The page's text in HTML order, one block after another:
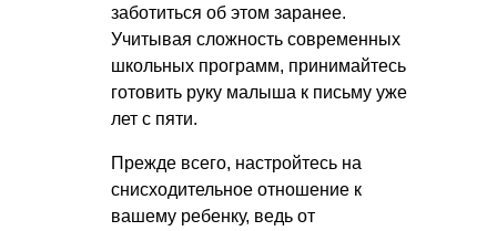
заботиться об этом заранее.
Учитывая сложность современных
школьных программ, принимайтесь
готовить руку малыша к письму уже
лет с пяти.
Прежде всего, настройтесь на
снисходительное отношение к
вашему ребенку, ведь от